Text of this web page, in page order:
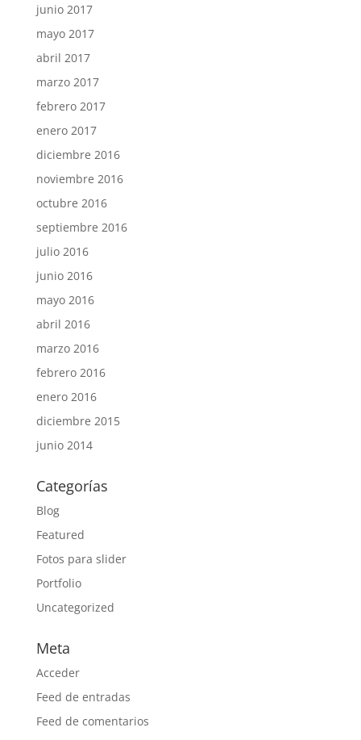
junio 2017
mayo 2017
abril 2017
marzo 2017
febrero 2017
enero 2017
diciembre 2016
noviembre 2016
octubre 2016
septiembre 2016
julio 2016
junio 2016
mayo 2016
abril 2016
marzo 2016
febrero 2016
enero 2016
diciembre 2015
junio 2014
Categorías
Blog
Featured
Fotos para slider
Portfolio
Uncategorized
Meta
Acceder
Feed de entradas
Feed de comentarios